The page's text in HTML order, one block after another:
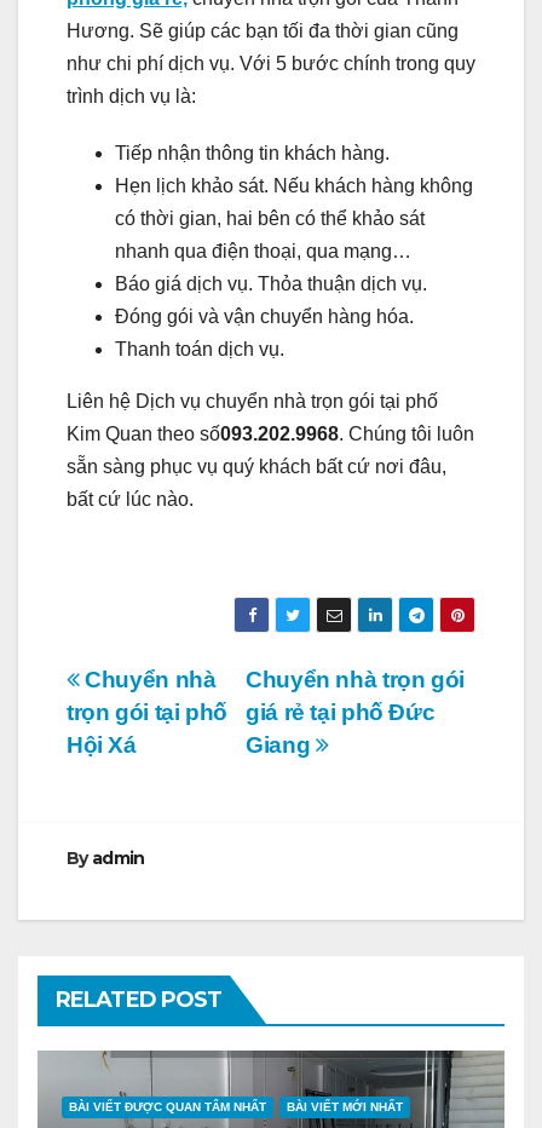
Hương. Sẽ giúp các bạn tối đa thời gian cũng
như chi phí dịch vụ. Với 5 bước chính trong quy
trình dịch vụ là:
Tiếp nhận thông tin khách hàng.
Hẹn lịch khảo sát. Nếu khách hàng không
có thời gian, hai bên có thể khảo sát
nhanh qua điện thoại, qua mạng…
Báo giá dịch vụ. Thỏa thuận dịch vụ.
Đóng gói và vận chuyển hàng hóa.
Thanh toán dịch vụ.
Liên hệ Dịch vụ chuyển nhà trọn gói tại phố
Kim Quan theo số093.202.9968. Chúng tôi luôn
sẵn sàng phục vụ quý khách bất cứ nơi đâu,
bất cứ lúc nào.
Điều
hướng
Chuyển nhà trọn gói
giá rẻ tại phố Đức
Giang
Chuyển nhà
trọn gói tại phố
Hội Xá
Byadmin
RELATED POST
BÀI VIẾT ĐƯỢC QUAN TÂM NHẤT BÀI VIẾT MỚI NHẤT